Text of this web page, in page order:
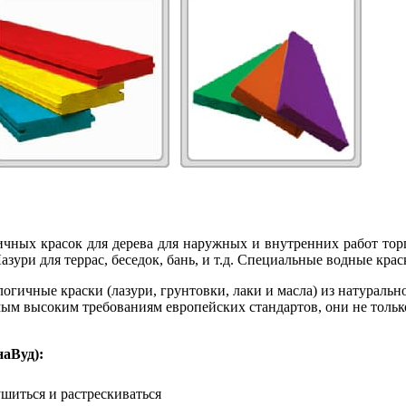
красок для дерева для наружных и внутренних работ
для террас, беседок, бань, и т.д. Специальные водные
краски (лазури, грунтовки, лаки и масла) из
требованиям европейских стандартов, они не
и растрескиваться